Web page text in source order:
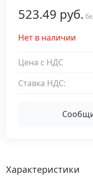
Дюбельная
523.49 руб.
Нет в наличии
Цена с НДС
Ставка НДС:
Характеристики